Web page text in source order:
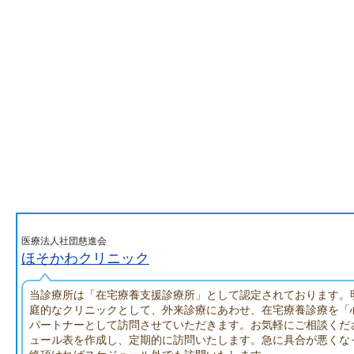
医療法人社団慈進会
ほそかわクリニック
当診療所は「在宅療養支援診療所」として認定されております
庭的なクリニックとして、外来診療にあわせ、在宅療養診療を
パートナーとして訪問させていただきます。お気軽にご相談くだ
ュール表を作成し、定期的に訪問いたします。急に具合が悪く